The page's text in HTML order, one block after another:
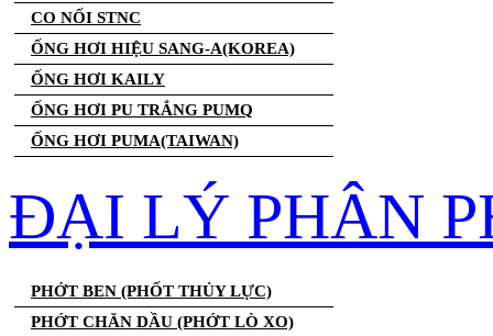
CO NỐI STNC
ỐNG HƠI HIỆU SANG-A(KOREA)
ỐNG HƠI KAILY
ỐNG HƠI PU TRẮNG PUMQ
ỐNG HƠI PUMA(TAIWAN)
ĐẠI LÝ PHÂN
PHỚT BEN (PHỐT THỦY LỰC)
PHỚT CHĂN DẦU (PHỚT LÒ XO)